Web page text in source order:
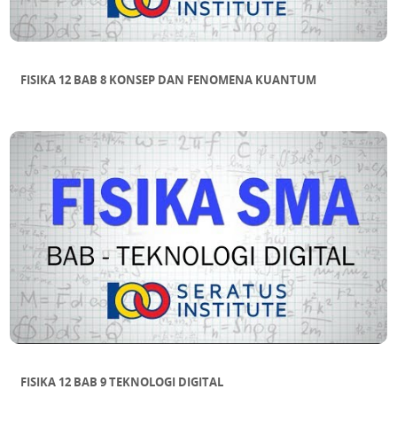
FISIKA 12 BAB 8 KONSEP DAN FENOMENA KUANTUM
FISIKA 12 BAB 9 TEKNOLOGI DIGITAL